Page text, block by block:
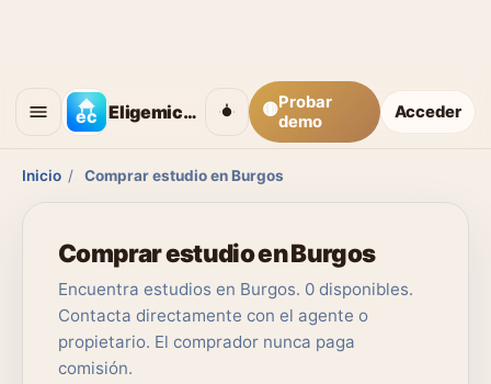
Eligemicasa 🟡Probar
demo
Acceder
Inicio / Comprar estudio en Burgos
Comprar estudio en Burgos
Encuentra estudios en Burgos. 0 disponibles.
Contacta directamente con el agente o
propietario. El comprador nunca paga
comisión.